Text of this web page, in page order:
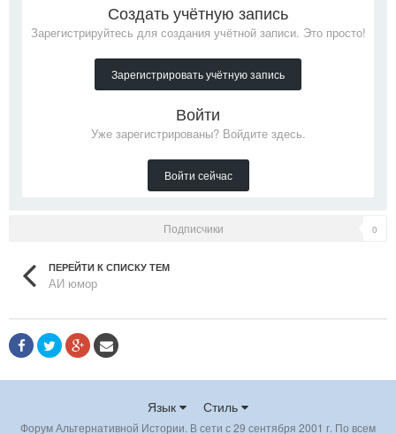
Создать учётную запись
Зарегистрируйтесь для создания учётной записи. Это просто!
Зарегистрировать учётную запись
Войти
Уже зарегистрированы? Войдите здесь.
Войти сейчас
Подписчики 0
ПЕРЕЙТИ К СПИСКУ ТЕМ
АИ юмор
Язык Стиль
Форум Альтернативной Истории. В сети с 29 сентября 2001 г. По всем